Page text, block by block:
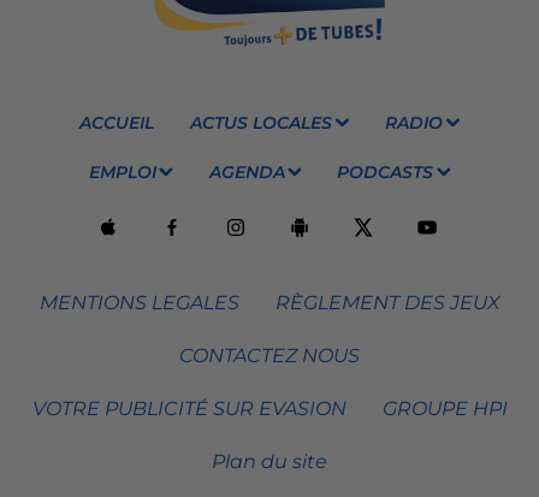
ACCUEIL ACTUS LOCALES RADIO
EMPLOI AGENDA PODCASTS
MENTIONS LEGALES RÈGLEMENT DES JEUX
CONTACTEZ NOUS
VOTRE PUBLICITÉ SUR EVASION GROUPE HPI
Plan du site